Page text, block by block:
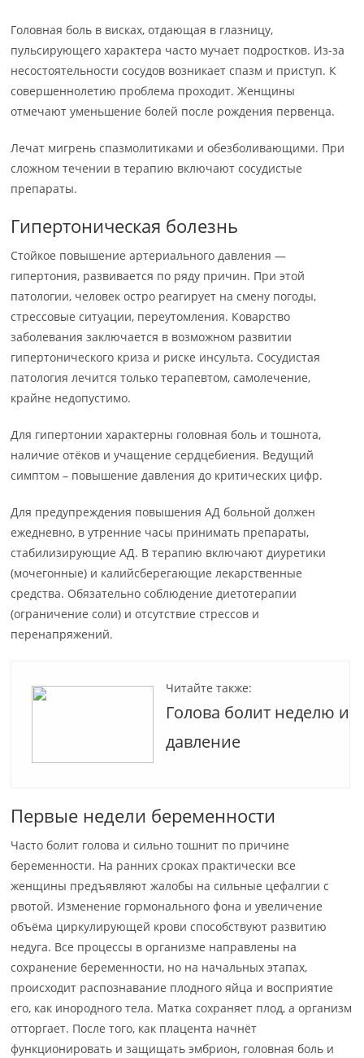
Головная боль в висках, отдающая в глазницу,
пульсирующего характера часто мучает подростков. Из-за
несостоятельности сосудов возникает спазм и приступ. К
совершеннолетию проблема проходит. Женщины
отмечают уменьшение болей после рождения первенца.
Лечат мигрень спазмолитиками и обезболивающими. При
сложном течении в терапию включают сосудистые
препараты.
Гипертоническая болезнь
Стойкое повышение артериального давления —
гипертония, развивается по ряду причин. При этой
патологии, человек остро реагирует на смену погоды,
стрессовые ситуации, переутомления. Коварство
заболевания заключается в возможном развитии
гипертонического криза и риске инсульта. Сосудистая
патология лечится только терапевтом, самолечение,
крайне недопустимо.
Для гипертонии характерны головная боль и тошнота,
наличие отёков и учащение сердцебиения. Ведущий
симптом – повышение давления до критических цифр.
Для предупреждения повышения АД больной должен
ежедневно, в утренние часы принимать препараты,
стабилизирующие АД. В терапию включают диуретики
(мочегонные) и калийсберегающие лекарственные
средства. Обязательно соблюдение диетотерапии
(ограничение соли) и отсутствие стрессов и
перенапряжений.
Читайте также:
Голова болит неделю и
давление
Первые недели беременности
Часто болит голова и сильно тошнит по причине
беременности. На ранних сроках практически все
женщины предъявляют жалобы на сильные цефалгии с
рвотой. Изменение гормонального фона и увеличение
объёма циркулирующей крови способствуют развитию
недуга. Все процессы в организме направлены на
сохранение беременности, но на начальных этапах,
происходит распознавание плодного яйца и восприятие
его, как инородного тела. Матка сохраняет плод, а организм
отторгает. После того, как плацента начнёт
функционировать и защищать эмбрион, головная боль и